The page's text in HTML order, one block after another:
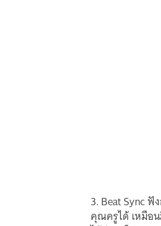
3. Beat Sync ฟั
คุณครูได้ เหมือ